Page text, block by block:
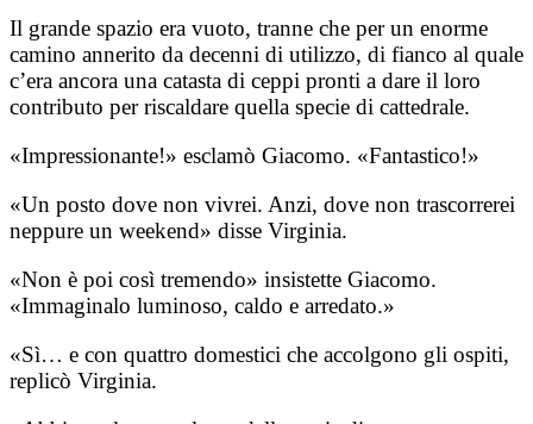
Il grande spazio era vuoto, tranne che per un enorme
camino annerito da decenni di utilizzo, di fianco al quale
c’era ancora una catasta di ceppi pronti a dare il loro
contributo per riscaldare quella specie di cattedrale.
«Impressionante!» esclamò Giacomo. «Fantastico!»
«Un posto dove non vivrei. Anzi, dove non trascorrerei
neppure un weekend» disse Virginia.
«Non è poi così tremendo» insistette Giacomo.
«Immaginalo luminoso, caldo e arredato.»
«Sì… e con quattro domestici che accolgono gli ospiti,
replicò Virginia.